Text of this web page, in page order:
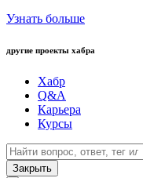
Узнать больше
другие проекты хабра
Хабр
Q&A
Карьера
Курсы
Закрыть